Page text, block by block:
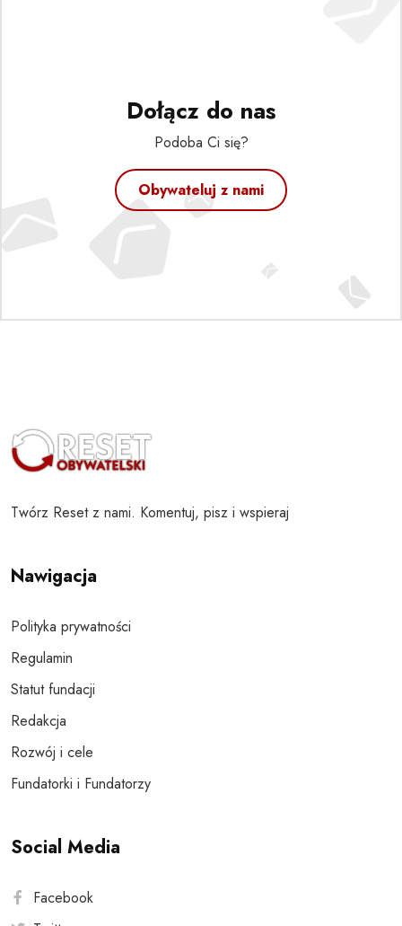
Dołącz do nas
Podoba Ci się?
Obywateluj z nami
Twórz Reset z nami. Komentuj, pisz i wspieraj
Nawigacja
Polityka prywatności
Regulamin
Statut fundacji
Redakcja
Rozwój i cele
Fundatorki i Fundatorzy
Social Media
Facebook